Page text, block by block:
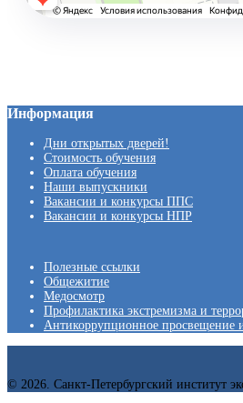
Информация
Дни открытых дверей!
Стоимость обучения
Оплата обучения
Наши выпускники
Вакансии и конкурсы ППС
Вакансии и конкурсы НПР
Полезные ссылки
Общежитие
Медосмотр
Профилактика экстремизма и
Антикоррупционное просвещение
© 2026. Санкт-Петербургский институт